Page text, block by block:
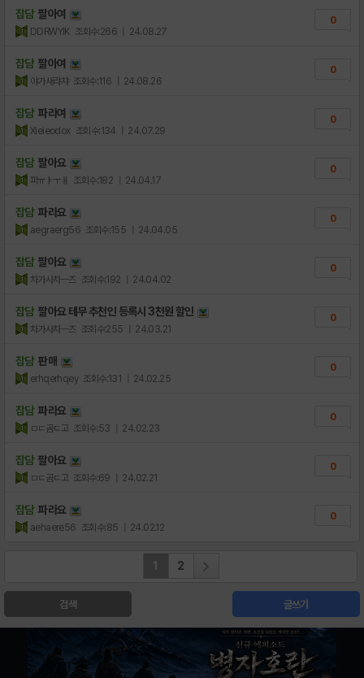
잡담 팔아여
DDRWYIK 조회수:266 | 24.08.27
0
잡담 팔아여
야가새랴챠 조회수:116 | 24.08.26
0
잡담 파라여
Xieieodox 조회수:134 | 24.07.29
0
잡담 팔아요
퍼ㅠㅑㅜㅐ 조회수:182 | 24.04.17
0
잡담 파라요
aegraerg56 조회수:155 | 24.04.05
0
잡담 팔아요
차가사차ㅡ즈 조회수:192 | 24.04.02
0
잡담 팔아요 테무 추천인 등록시 3천원 할인
차가사차ㅡ즈 조회수:255 | 24.03.21
0
잡담 판매
erhqerhqey 조회수:131 | 24.02.25
0
잡담 파라요
ㅁㄷ곰ㄷ고 조회수:53 | 24.02.23
0
잡담 팔아요
ㅁㄷ곰ㄷ고 조회수:69 | 24.02.21
0
잡담 파라요
aehaere56 조회수:85 | 24.02.12
0
1 2
검색 글쓰기